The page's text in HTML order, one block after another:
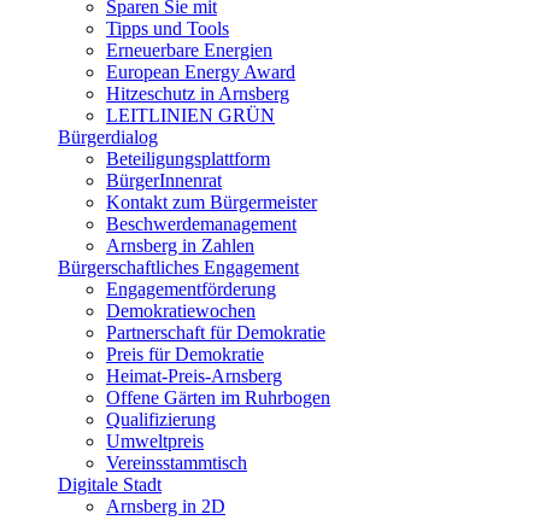
Sparen Sie mit
Tipps und Tools
Erneuerbare Energien
European Energy Award
Hitzeschutz in Arnsberg
LEITLINIEN GRÜN
Bürgerdialog
Beteiligungsplattform
BürgerInnenrat
Kontakt zum Bürgermeister
Beschwerdemanagement
Arnsberg in Zahlen
Bürgerschaftliches Engagement
Engagementförderung
Demokratiewochen
Partnerschaft für Demokratie
Preis für Demokratie
Heimat-Preis-Arnsberg
Offene Gärten im Ruhrbogen
Qualifizierung
Umweltpreis
Vereinsstammtisch
Digitale Stadt
Arnsberg in 2D